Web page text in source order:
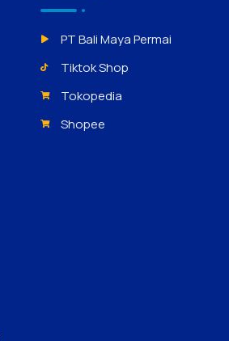
PT Bali Maya Permai
Tiktok Shop
Tokopedia
Shopee